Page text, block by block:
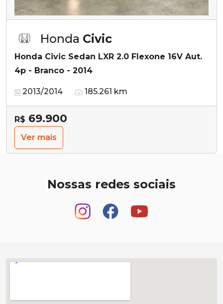
Honda Civic
Honda Civic Sedan LXR 2.0 Flexone 16V Aut.
4p - Branco - 2014
2013/2014 185.261 km
R$ 69.900
Ver mais
Nossas redes sociais